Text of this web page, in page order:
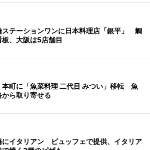
ステーションワンに日本料理店「銀平」 鯛
板、大阪は5店舗目
本町に「魚菜料理 二代目 みつい」移転 魚
から取り寄せる
にイタリアン ビュッフェで提供、イタリア